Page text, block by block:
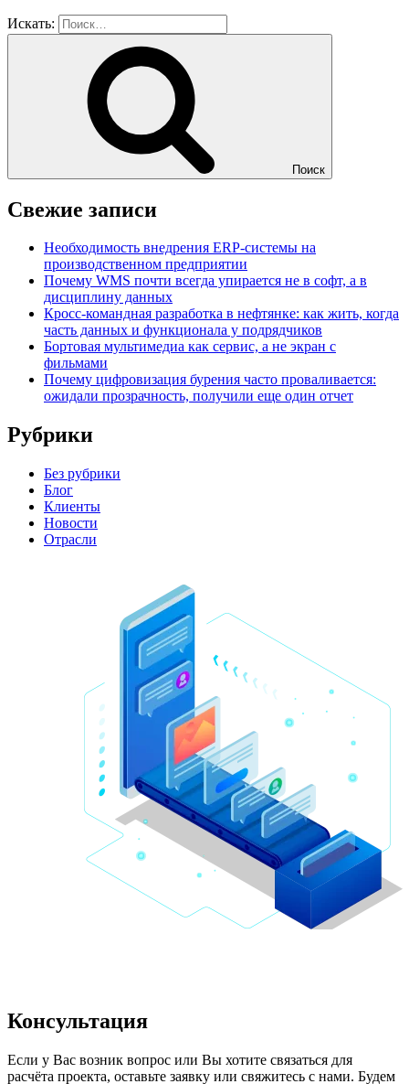
Искать:
Поиск
Свежие записи
Необходимость внедрения ERP-системы на
производственном предприятии
Почему WMS почти всегда упирается не в софт, а в
дисциплину данных
Кросс-командная разработка в нефтянке: как жить, когда
часть данных и функционала у подрядчиков
Бортовая мультимедиа как сервис, а не экран с
фильмами
Почему цифровизация бурения часто проваливается:
ожидали прозрачность, получили еще один отчет
Рубрики
Без рубрики
Блог
Клиенты
Новости
Отрасли
Консультация
Если у Вас возник вопрос или Вы хотите связаться для
расчёта проекта, оставьте заявку или свяжитесь с нами. Будем